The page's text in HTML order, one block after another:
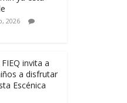
2026
invita a
a disfrutar
Escénica